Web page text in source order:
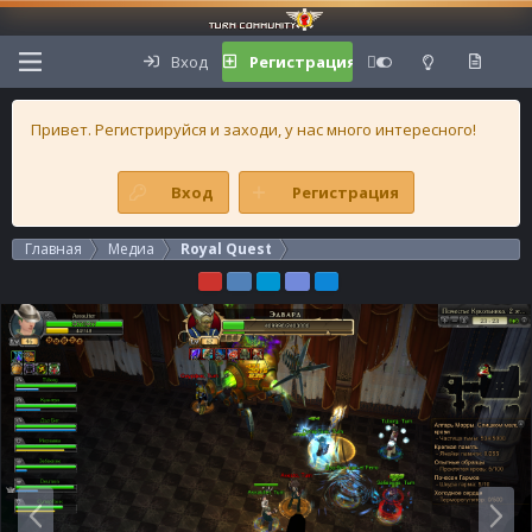
Вход Регистрация
Привет. Регистрируйся и заходи, у нас много интересного!
Вход Регистрация
Главная Медиа Royal Quest
Н
а
В